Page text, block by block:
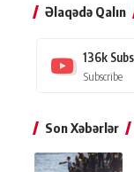
Əlaqədə Qalın
136k
Subscribe
Son Xəbərlər